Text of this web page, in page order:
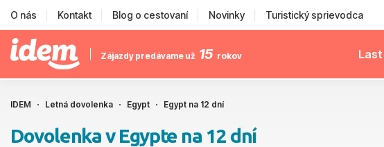
O nás Kontakt Blog o cestovaní Novinky Turistický sprievodca
Zájazdy predávame už 15 rokov
IDEM Letná dovolenka Egypt Egypt na 12 dní
Dovolenka v Egypte na 12 dní